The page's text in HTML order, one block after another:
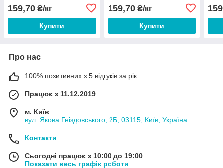
159,70 ₴/кг
Купити
159,70₴/кг
Купити
Про нас
100% позитивних з 5 відгуків за рік
Працює з 11.12.2019
м. Київ
вул. Якова Гніздовського, 2Б, 03115, Київ, Україна
Контакти
Сьогодні працює з 10:00 до 19:00
Показати весь графік роботи